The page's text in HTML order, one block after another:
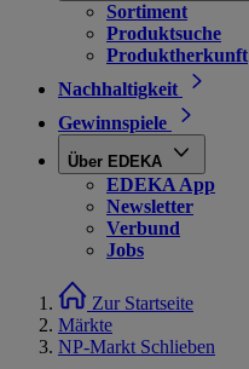
Sortiment
Produktsuche
Produktherkunft
Nachhaltigkeit
Gewinnspiele
Über EDEKA
EDEKA App
Newsletter
Verbund
Jobs
Zur Startseite
Märkte
NP-Markt Schlieben